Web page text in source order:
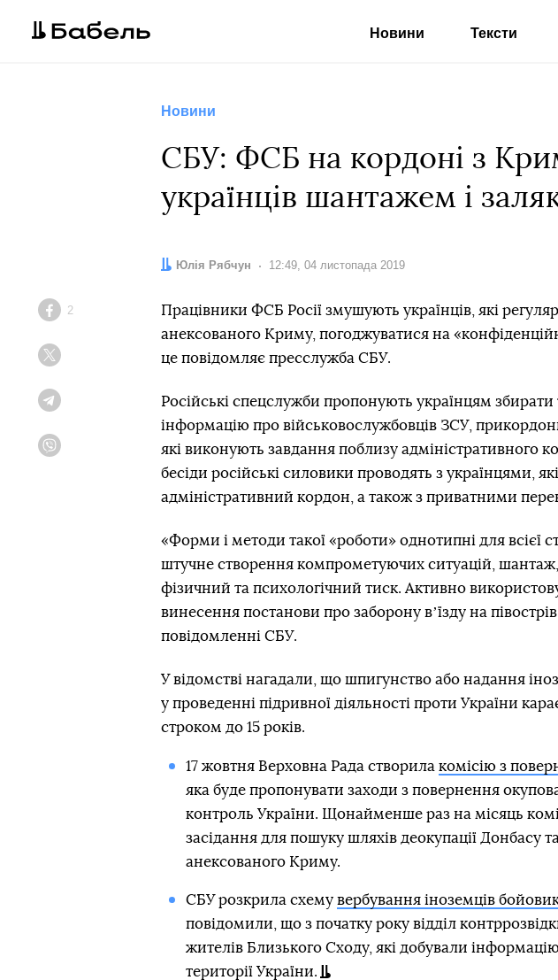
Новини Тексти
Новини
СБУ: ФСБ на кордоні з
українців шантажем і
Автор:
Юлія Рябчун Дата:
12:49, 04 листопада 2019
Facebook
2
Працівники ФСБ Росії змушують українців, які
анексованого Криму, погоджуватися на
це повідомляє пресслужба СБУ.
Російські спецслужби пропонують українцям збирати
інформацію про військовослужбовців ЗСУ,
які виконують завдання поблизу адміністративного
бесіди російські силовики проводять з українцями,
адміністративний кордон, а також з приватними
«Форми і методи такої «роботи» однотипні для всієї
штучне створення компрометуючих ситуацій, шантаж,
фізичний та психологічний тиск. Активно
винесення постанови про заборону вʼїзду на
повідомленні СБУ.
У відомстві нагадали, що шпигунство або надання
у проведенні підривної діяльності проти України
строком до 15 років.
17 жовтня Верховна Рада створила комісію з
яка буде пропонувати заходи з повернення
контроль України. Щонайменше раз на місяць
засідання для пошуку шляхів деокупації Донбасу та
анексованого Криму.
СБУ розкрила схему вербування іноземців
повідомили, що з початку року відділ
жителів Близького Сходу, які добували
території України.